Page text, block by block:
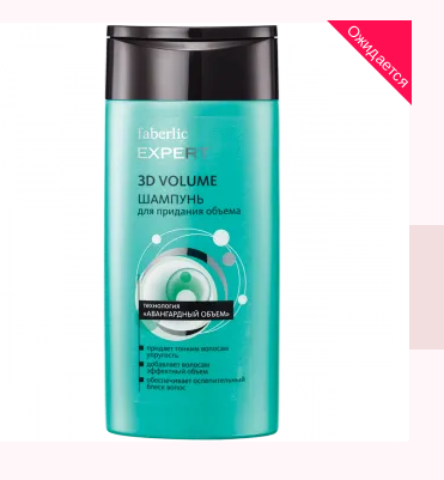
Ожидается